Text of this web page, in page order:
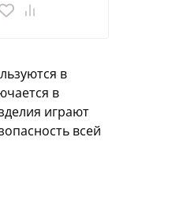
в
в
играют
всей